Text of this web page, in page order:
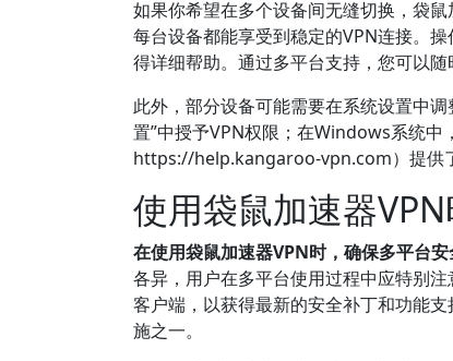
如果你希望在多个设备间无缝切换，袋
每台设备都能享受到稳定的VPN连接。
得详细帮助。通过多平台支持，您可以随
此外，部分设备可能需要在系统设置中
置”中授予VPN权限；在Windows系统中
https://help.kangaroo-vpn.com）提供
使用袋鼠加速器
在使用袋鼠加速器VPN时，确保多平台
各异，用户在多平台使用过程中应特别
客户端，以获得最新的安全补丁和功能
施之一。